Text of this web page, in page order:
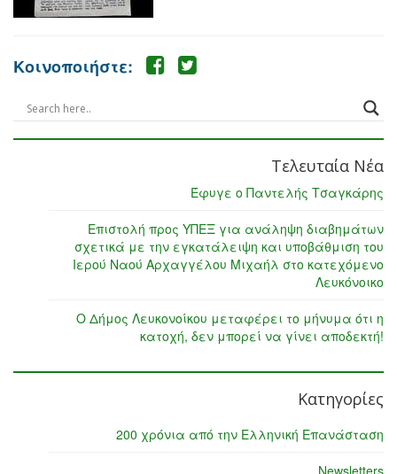
Κοινοποιήστε:
Τελευταία Νέα
Έφυγε ο Παντελής Τσαγκάρης
Επιστολή προς ΥΠΕΞ για ανάληψη διαβημάτων
σχετικά με την εγκατάλειψη και υποβάθμιση του
Ιερού Ναού Αρχαγγέλου Μιχαήλ στο κατεχόμενο
Λευκόνοικο
Ο Δήμος Λευκονοίκου μεταφέρει το μήνυμα ότι η
κατοχή, δεν μπορεί να γίνει αποδεκτή!
Κατηγορίες
200 χρόνια από την Ελληνική Επανάσταση